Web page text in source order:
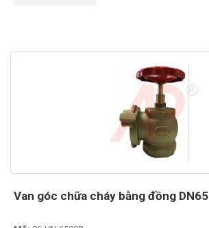
Van góc chữa cháy bằng đồng DN65